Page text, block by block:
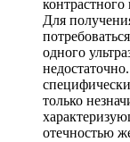
контрастного
Для
одного
только
отечностью